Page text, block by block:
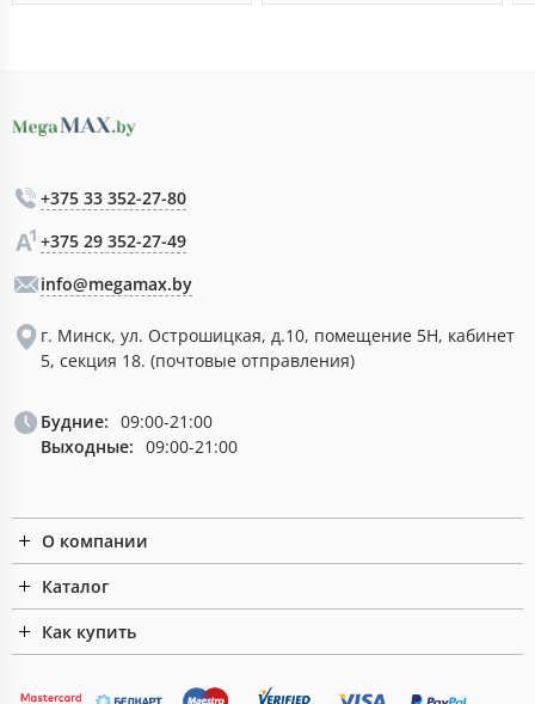
+375 33 352-27-80
+375 29 352-27-49
info@megamax.by
г. Минск, ул. Острошицкая, д.10, помещение 5Н, кабинет
5, секция 18. (почтовые отправления)
Будние: 09:00-21:00
Выходные: 09:00-21:00
О компании
Каталог
Как купить